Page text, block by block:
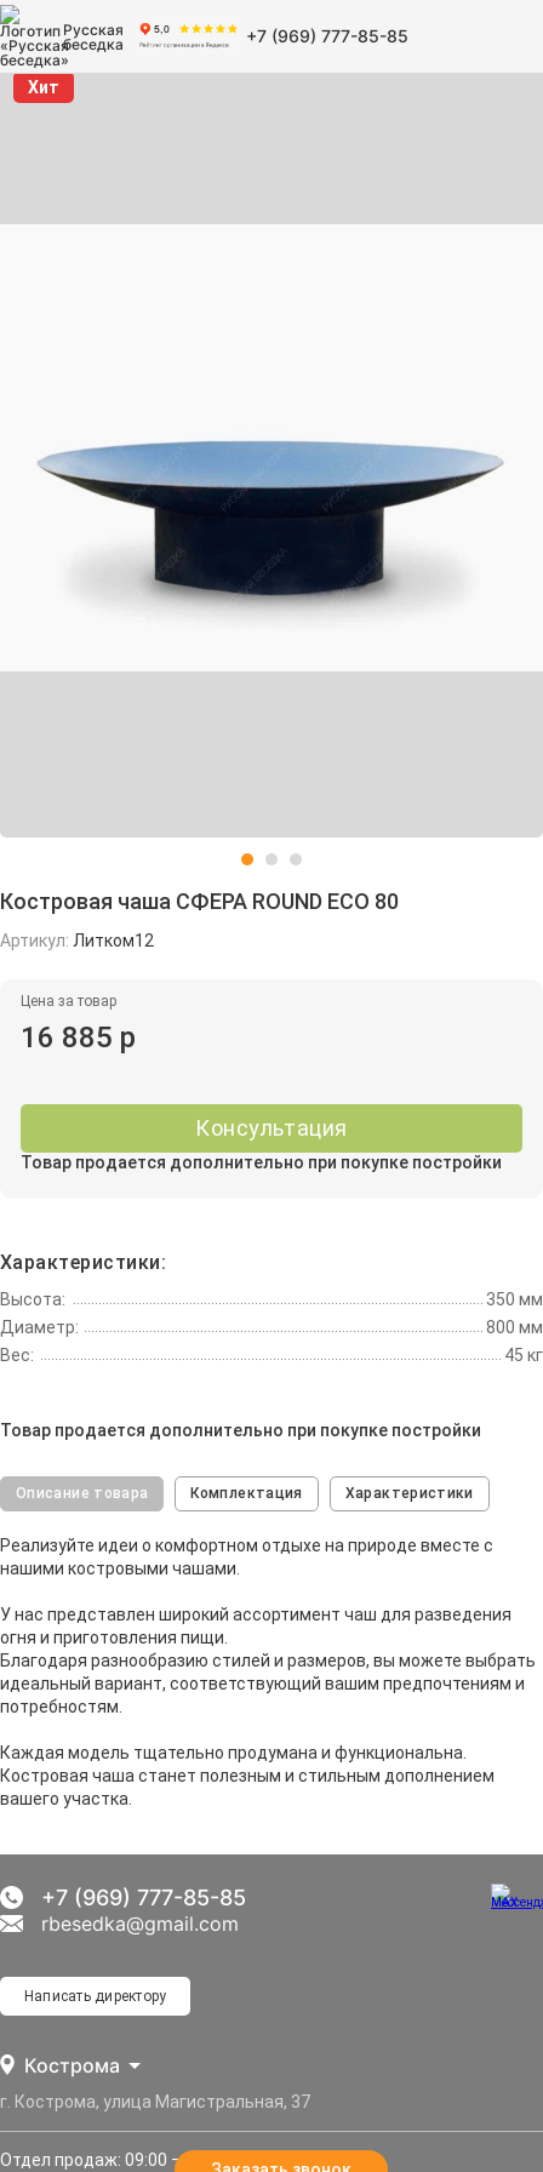
Русская
беседка
+7 (969) 777-85-85
Хит
Костровая чаша СФЕРА ROUND ECO 80
Артикул: Литком12
Цена за товар
16 885 р
Консультация
Товар продается дополнительно при покупке постройки
Характеристики:
Высота:
350 мм
Диаметр:
800 мм
Вес:
45 кг
Товар продается дополнительно при покупке постройки
Описание товара Комплектация Характеристики
Реализуйте идеи о комфортном отдыхе на природе вместе с
нашими костровыми чашами.
У нас представлен широкий ассортимент чаш для разведения
огня и приготовления пищи.
Благодаря разнообразию стилей и размеров, вы можете выбрать
идеальный вариант, соответствующий вашим предпочтениям и
потребностям.
Каждая модель тщательно продумана и функциональна.
Костровая чаша станет полезным и стильным дополнением
вашего участка.
Кострома
г. Кострома, улица Магистральная, 37
Отдел продаж: 09:00 — 21:00
Написать директору
+7 (969) 777-85-85
rbesedka@gmail.com